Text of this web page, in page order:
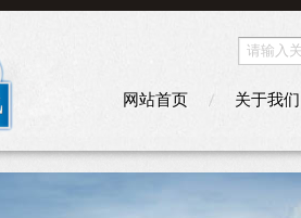
网站首页 关于我们